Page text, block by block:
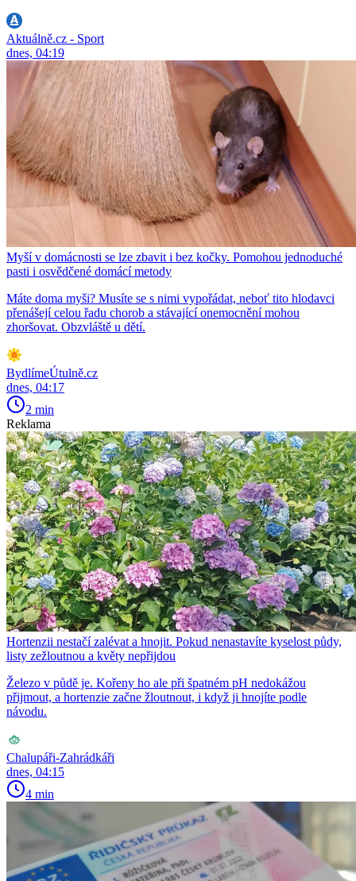
Aktuálně.cz - Sport
dnes, 04:19
Myší v domácnosti se lze zbavit i bez kočky. Pomohou jednoduché
pasti i osvědčené domácí metody
Máte doma myši? Musíte se s nimi vypořádat, neboť tito hlodavci
přenášejí celou řadu chorob a stávající onemocnění mohou
zhoršovat. Obzvláště u dětí.
BydlímeÚtulně.cz
dnes, 04:17
2 min
Reklama
Hortenzii nestačí zalévat a hnojit. Pokud nenastavíte kyselost půdy,
listy zežloutnou a květy nepřijdou
Železo v půdě je. Kořeny ho ale při špatném pH nedokážou
přijmout, a hortenzie začne žloutnout, i když ji hnojíte podle
návodu.
Chalupáři-Zahrádkáři
dnes, 04:15
4 min